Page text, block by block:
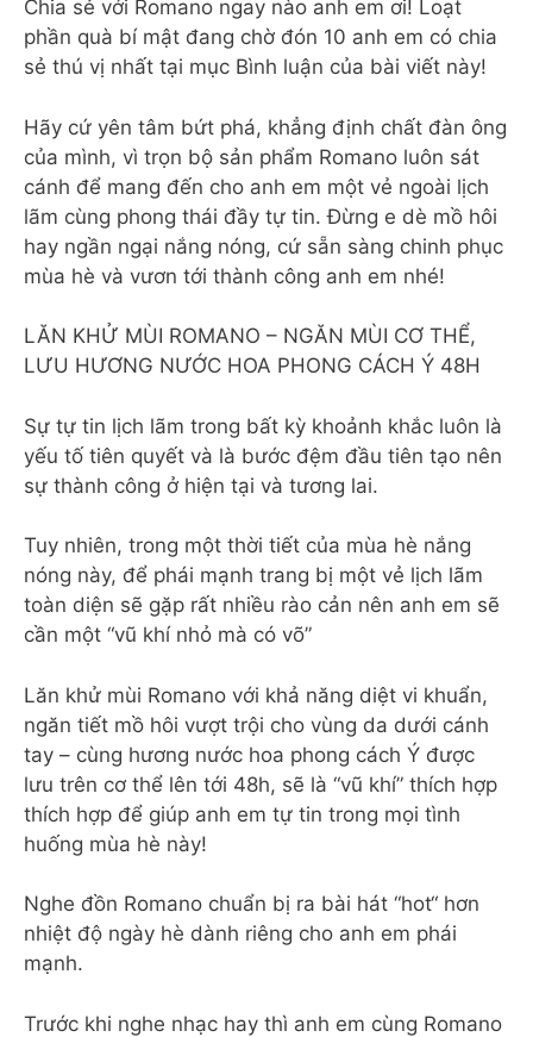
Chia sẻ với Romano ngay nào anh em ơi! Loạt
phần quà bí mật đang chờ đón 10 anh em có chia
sẻ thú vị nhất tại mục Bình luận của bài viết này!
Hãy cứ yên tâm bứt phá, khẳng định chất đàn ông
của mình, vì trọn bộ sản phẩm Romano luôn sát
cánh để mang đến cho anh em một vẻ ngoài lịch
lãm cùng phong thái đầy tự tin. Đừng e dè mồ hôi
hay ngần ngại nắng nóng, cứ sẵn sàng chinh phục
mùa hè và vươn tới thành công anh em nhé!
LĂN KHỬ MÙI ROMANO – NGĂN MÙI CƠ THỂ,
LƯU HƯƠNG NƯỚC HOA PHONG CÁCH Ý 48H
Sự tự tin lịch lãm trong bất kỳ khoảnh khắc luôn là
yếu tố tiên quyết và là bước đệm đầu tiên tạo nên
sự thành công ở hiện tại và tương lai.
Tuy nhiên, trong một thời tiết của mùa hè nắng
nóng này, để phái mạnh trang bị một vẻ lịch lãm
toàn diện sẽ gặp rất nhiều rào cản nên anh em sẽ
cần một “vũ khí nhỏ mà có võ”
Lăn khử mùi Romano với khả năng diệt vi khuẩn,
ngăn tiết mồ hôi vượt trội cho vùng da dưới cánh
tay – cùng hương nước hoa phong cách Ý được
lưu trên cơ thể lên tới 48h, sẽ là “vũ khí” thích hợp
thích hợp để giúp anh em tự tin trong mọi tình
huống mùa hè này!
Nghe đồn Romano chuẩn bị ra bài hát “hot“ hơn
nhiệt độ ngày hè dành riêng cho anh em phái
mạnh.
Trước khi nghe nhạc hay thì anh em cùng Romano